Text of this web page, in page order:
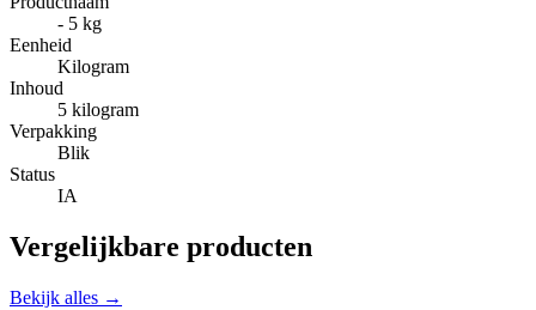
- 5 kg
Eenheid
Kilogram
Inhoud
5 kilogram
Verpakking
Blik
Status
IA
Vergelijkbare producten
Bekijk alles →